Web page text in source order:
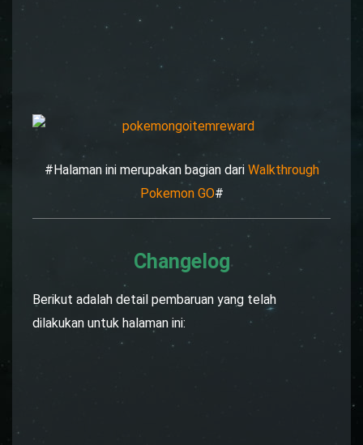
#Halaman ini merupakan bagian dari Walkthrough
Pokemon GO#
Changelog
Berikut adalah detail pembaruan yang telah
dilakukan untuk halaman ini: